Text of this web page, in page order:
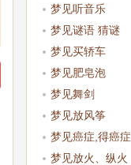
梦见听音乐
梦见谜语 猜谜
梦见买轿车
梦见肥皂泡
梦见舞剑
梦见放风筝
梦见癌症,得癌症
梦见放火、纵火